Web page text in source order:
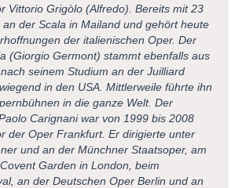
Vittorio Grigòlo (Alfredo). Bereits mit 23
der Scala in Mailand und gehört heute
der italienischen Oper. Der
(Giorgio Germont) stammt ebenfalls aus
seinem Studium an der Juilliard
in den USA. Mittlerweile führte ihn
in die ganze Welt. Der
Carignani war von 1999 bis 2008
der Oper Frankfurt. Er dirigierte unter
und an der Münchner Staatsoper, am
Garden in London, beim
an der Deutschen Oper Berlin und an